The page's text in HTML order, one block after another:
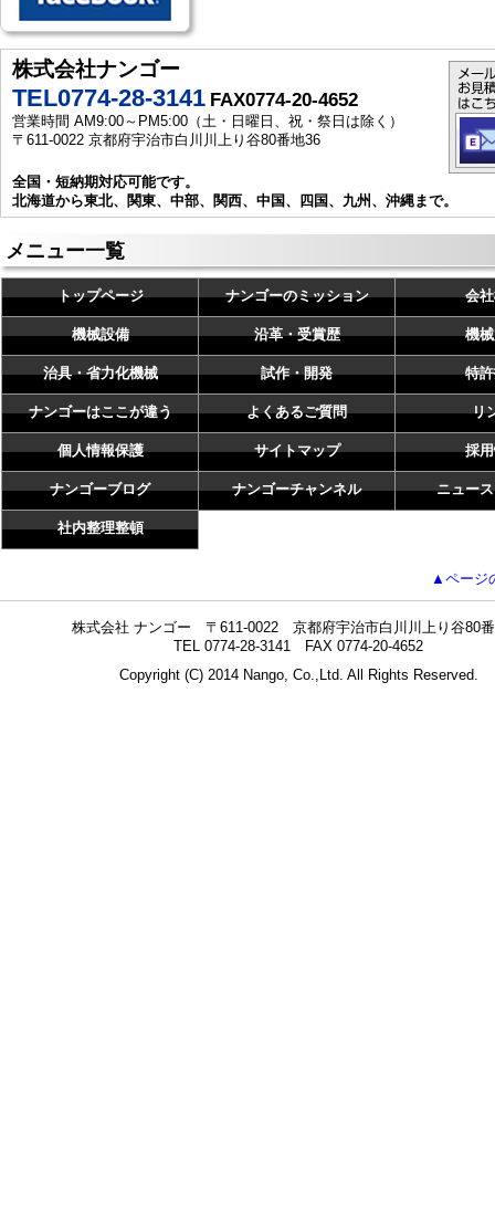
株式会社ナンゴー
TEL0774-28-3141 FAX0774-20-4652
営業時間 AM9:00～PM5:00（土・日曜日、祝・祭日は除く）
〒611-0022 京都府宇治市白川川上り谷80番地36
全国・短納期対応可能です。
北海道から東北、関東、中部、関西、中国、四国、九州、沖縄まで。
メニュー一覧
トップページ ナンゴーのミッション 会
機械設備 沿革・受賞歴 機
治具・省力化機械 試作・開発 特
ナンゴーはここが違う よくあるご質問 リ
個人情報保護 サイトマップ 採
ナンゴーブログ ナンゴーチャンネル ニュー
社内整理整頓
▲ページ
株式会社 ナンゴー 〒611-0022 京都府宇治市白川川上り谷80
TEL 0774-28-3141 FAX 0774-20-4652
Copyright (C) 2014 Nango, Co.,Ltd. All Rights Reserved.